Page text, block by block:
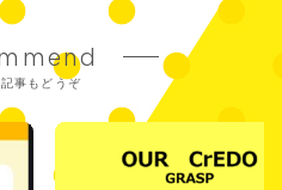
事もどうぞ